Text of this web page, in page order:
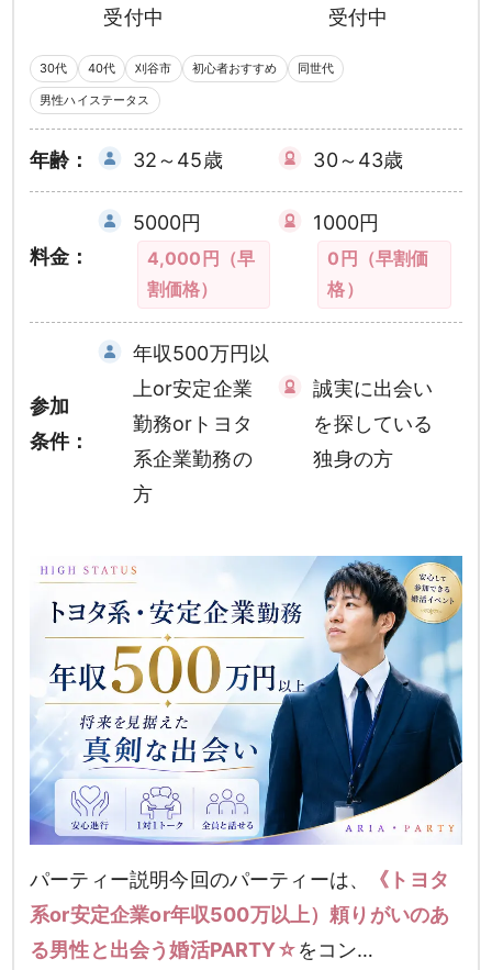
受付中 受付中
30代 40代 刈谷市 初心者おすすめ 同世代
男性ハイステータス
年齢： 32～45歳 30～43歳
料金：
5000円
4,000円（早
割価格）
1000円
0円（早割価
格）
参加
条件：
年収500万円以
上or安定企業
勤務orトヨタ
系企業勤務の
方
誠実に出会い
を探している
独身の方
パーティー説明今回のパーティーは、
《トヨタ
系or安定企業or年収500万以上）頼りがいのあ
る男性と出会う婚活PARTY☆をコン…